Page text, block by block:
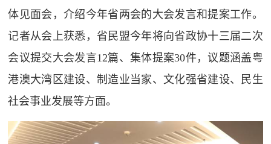
体见面会，介绍今年省两会的大会发言和提案工作。
记者从会上获悉，省民盟今年将向省政协十三届二次
会议提交大会发言12篇、集体提案30件，议题涵盖粤
港澳大湾区建设、制造业当家、文化强省建设、民生
社会事业发展等方面。